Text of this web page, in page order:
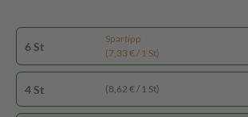
6 St
Spartipp
(7,33 € / 1 St)
4 St (8,62 € / 1 St)